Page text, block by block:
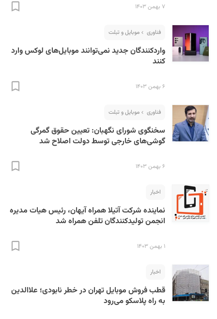
۷ بهمن ۱۴۰۳
فناوری موبایل و تبلت
واردکنندگان جدید نمی‌توانند موبایل‌های لوکس وارد
کنند
۶ بهمن ۱۴۰۳
فناوری موبایل و تبلت
سخنگوی شورای نگهبان: تعیین حقوق گمرگی
گوشی‌های خارجی توسط دولت اصلاح شد
۶ بهمن ۱۴۰۳
اخبار
نماینده شرکت آتیلا همراه آیهان، رئیس هیات مدیره
انجمن تولیدکنندگان تلفن همراه شد
۱ بهمن ۱۴۰۳
اخبار
قطب فروش موبایل تهران در خطر نابودی؛ علاالدین
به راه پلاسکو می‌رود